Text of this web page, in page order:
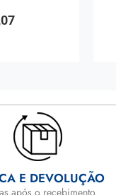
E DEVOLUÇÃO